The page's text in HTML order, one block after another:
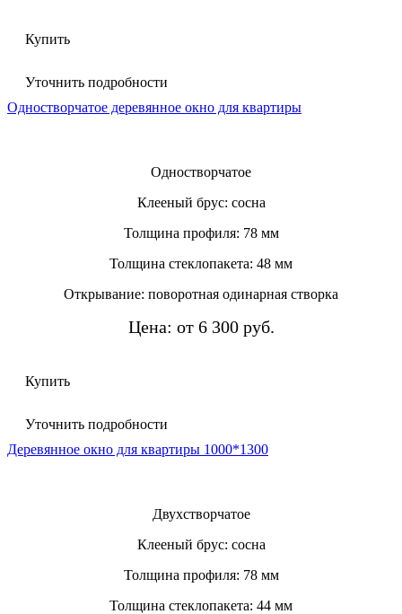
Купить
Уточнить подробности
Одностворчатое деревянное окно для квартиры
Одностворчатое
Клееный брус: сосна
Толщина профиля: 78 мм
Толщина стеклопакета: 48 мм
Открывание: поворотная одинарная створка
Цена: от 6 300 руб.
Купить
Уточнить подробности
Деревянное окно для квартиры 1000*1300
Двухстворчатое
Клееный брус: сосна
Толщина профиля: 78 мм
Толщина стеклопакета: 44 мм